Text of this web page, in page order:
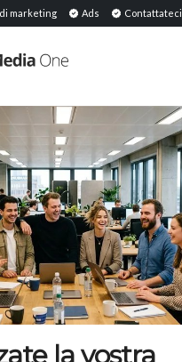
marketing Ads Contattateci